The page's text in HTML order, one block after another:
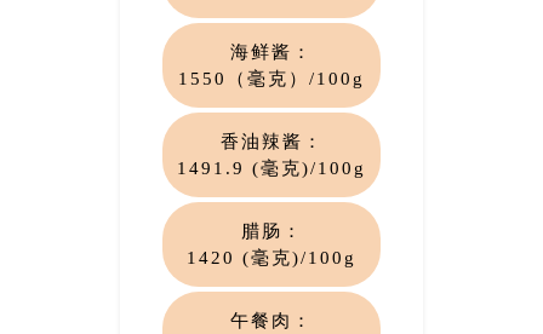
海鲜酱：
1550（毫克）/100g
香油辣酱：
1491.9 (毫克)/100g
腊肠：
1420 (毫克)/100g
午餐肉：